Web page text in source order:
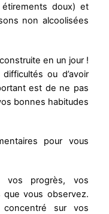
doux) et
non alcoolisées
en un jour !
ou d’avoir
est de ne pas
bonnes habitudes
pour vous
vos progrès, vos
que vous observez.
sur vos